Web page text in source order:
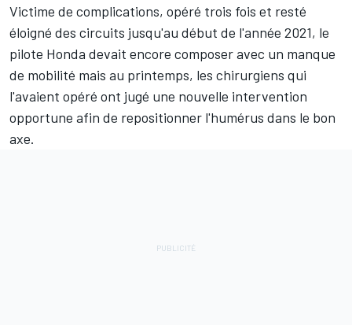
Victime de complications, opéré trois fois et resté
éloigné des circuits jusqu'au début de l'année 2021, le
pilote Honda devait encore composer avec un manque
de mobilité mais au printemps, les chirurgiens qui
l'avaient opéré ont jugé une nouvelle intervention
opportune afin de repositionner l'humérus dans le bon
axe.